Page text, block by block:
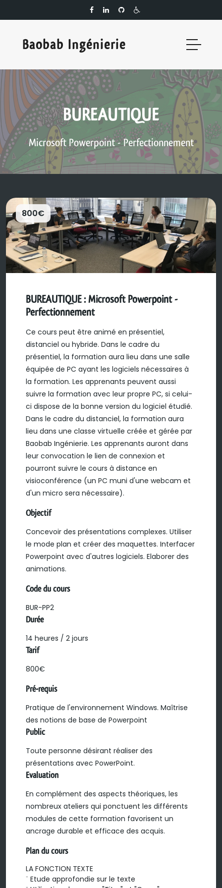
Baobab Ingénierie
BUREAUTIQUE
Microsoft Powerpoint - Perfectionnement
800€
BUREAUTIQUE : Microsoft Powerpoint -
Perfectionnement
Ce cours peut être animé en présentiel,
distanciel ou hybride. Dans le cadre du
présentiel, la formation aura lieu dans une salle
équipée de PC ayant les logiciels nécessaires à
la formation. Les apprenants peuvent aussi
suivre la formation avec leur propre PC, si celui-
ci dispose de la bonne version du logiciel étudié.
Dans le cadre du distanciel, la formation aura
lieu dans une classe virtuelle créée et gérée par
Baobab Ingénierie. Les apprenants auront dans
leur convocation le lien de connexion et
pourront suivre le cours à distance en
visioconférence (un PC muni d'une webcam et
d'un micro sera nécessaire).
Objectif
Concevoir des présentations complexes. Utiliser
le mode plan et créer des maquettes. Interfacer
Powerpoint avec d'autres logiciels. Elaborer des
animations.
Code du cours
BUR-PP2
Durée
14 heures / 2 jours
Tarif
800€
Pré-requis
Pratique de l'environnement Windows. Maîtrise
des notions de base de Powerpoint
Public
Toute personne désirant réaliser des
présentations avec PowerPoint.
Evaluation
En complément des aspects théoriques, les
nombreux ateliers qui ponctuent les différents
modules de cette formation favorisent un
ancrage durable et efficace des acquis.
Plan du cours
LA FONCTION TEXTE
¨ Etude approfondie sur le texte